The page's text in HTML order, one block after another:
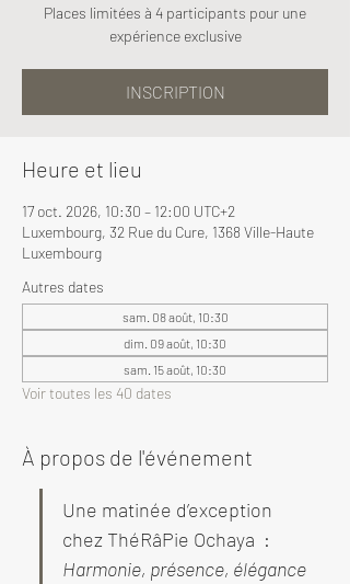
Places limitées à 4 participants pour une
expérience exclusive
INSCRIPTION
Heure et lieu
17 oct. 2026, 10:30 – 12:00 UTC+2
Luxembourg, 32 Rue du Cure, 1368 Ville-Haute
Luxembourg
Autres dates
sam. 08 août, 10:30
dim. 09 août, 10:30
sam. 15 août, 10:30
Voir toutes les 40 dates
À propos de l'événement
Une matinée d’exception
chez ThéRâPie Ochaya  :
Harmonie, présence, élégance